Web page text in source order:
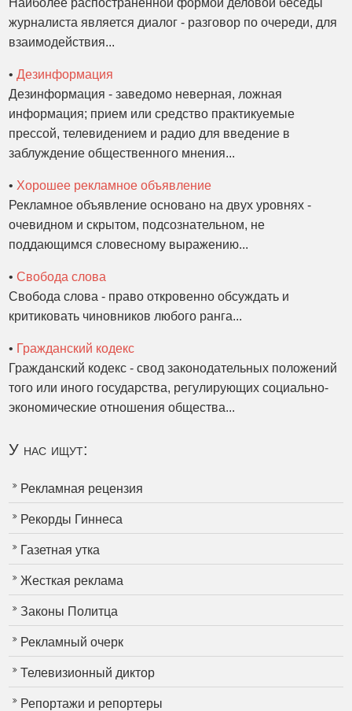
Наиболее распостраненной формой деловой беседы
журналиста является диалог - разговор по очереди, для
взаимодействия...
•Дезинформация
Дезинформация - заведомо неверная, ложная
информация; прием или средство практикуемые
прессой, телевидением и радио для введение в
заблуждение общественного мнения...
• Хорошее рекламное объявление
Рекламное объявление основано на двух уровнях -
очевидном и скрытом, подсознательном, не
поддающимся словесному выражению...
•Свобода слова
Свобода слова - право откровенно обсуждать и
критиковать чиновников любого ранга...
• Гражданский кодекс
Гражданский кодекс - свод законодательных положений
того или иного государства, регулирующих социально-
экономические отношения общества...
У нас ищут:
Рекламная рецензия
Рекорды Гиннеса
Газетная утка
Жесткая реклама
Законы Политца
Рекламный очерк
Телевизионный диктор
Репортажи и репортеры